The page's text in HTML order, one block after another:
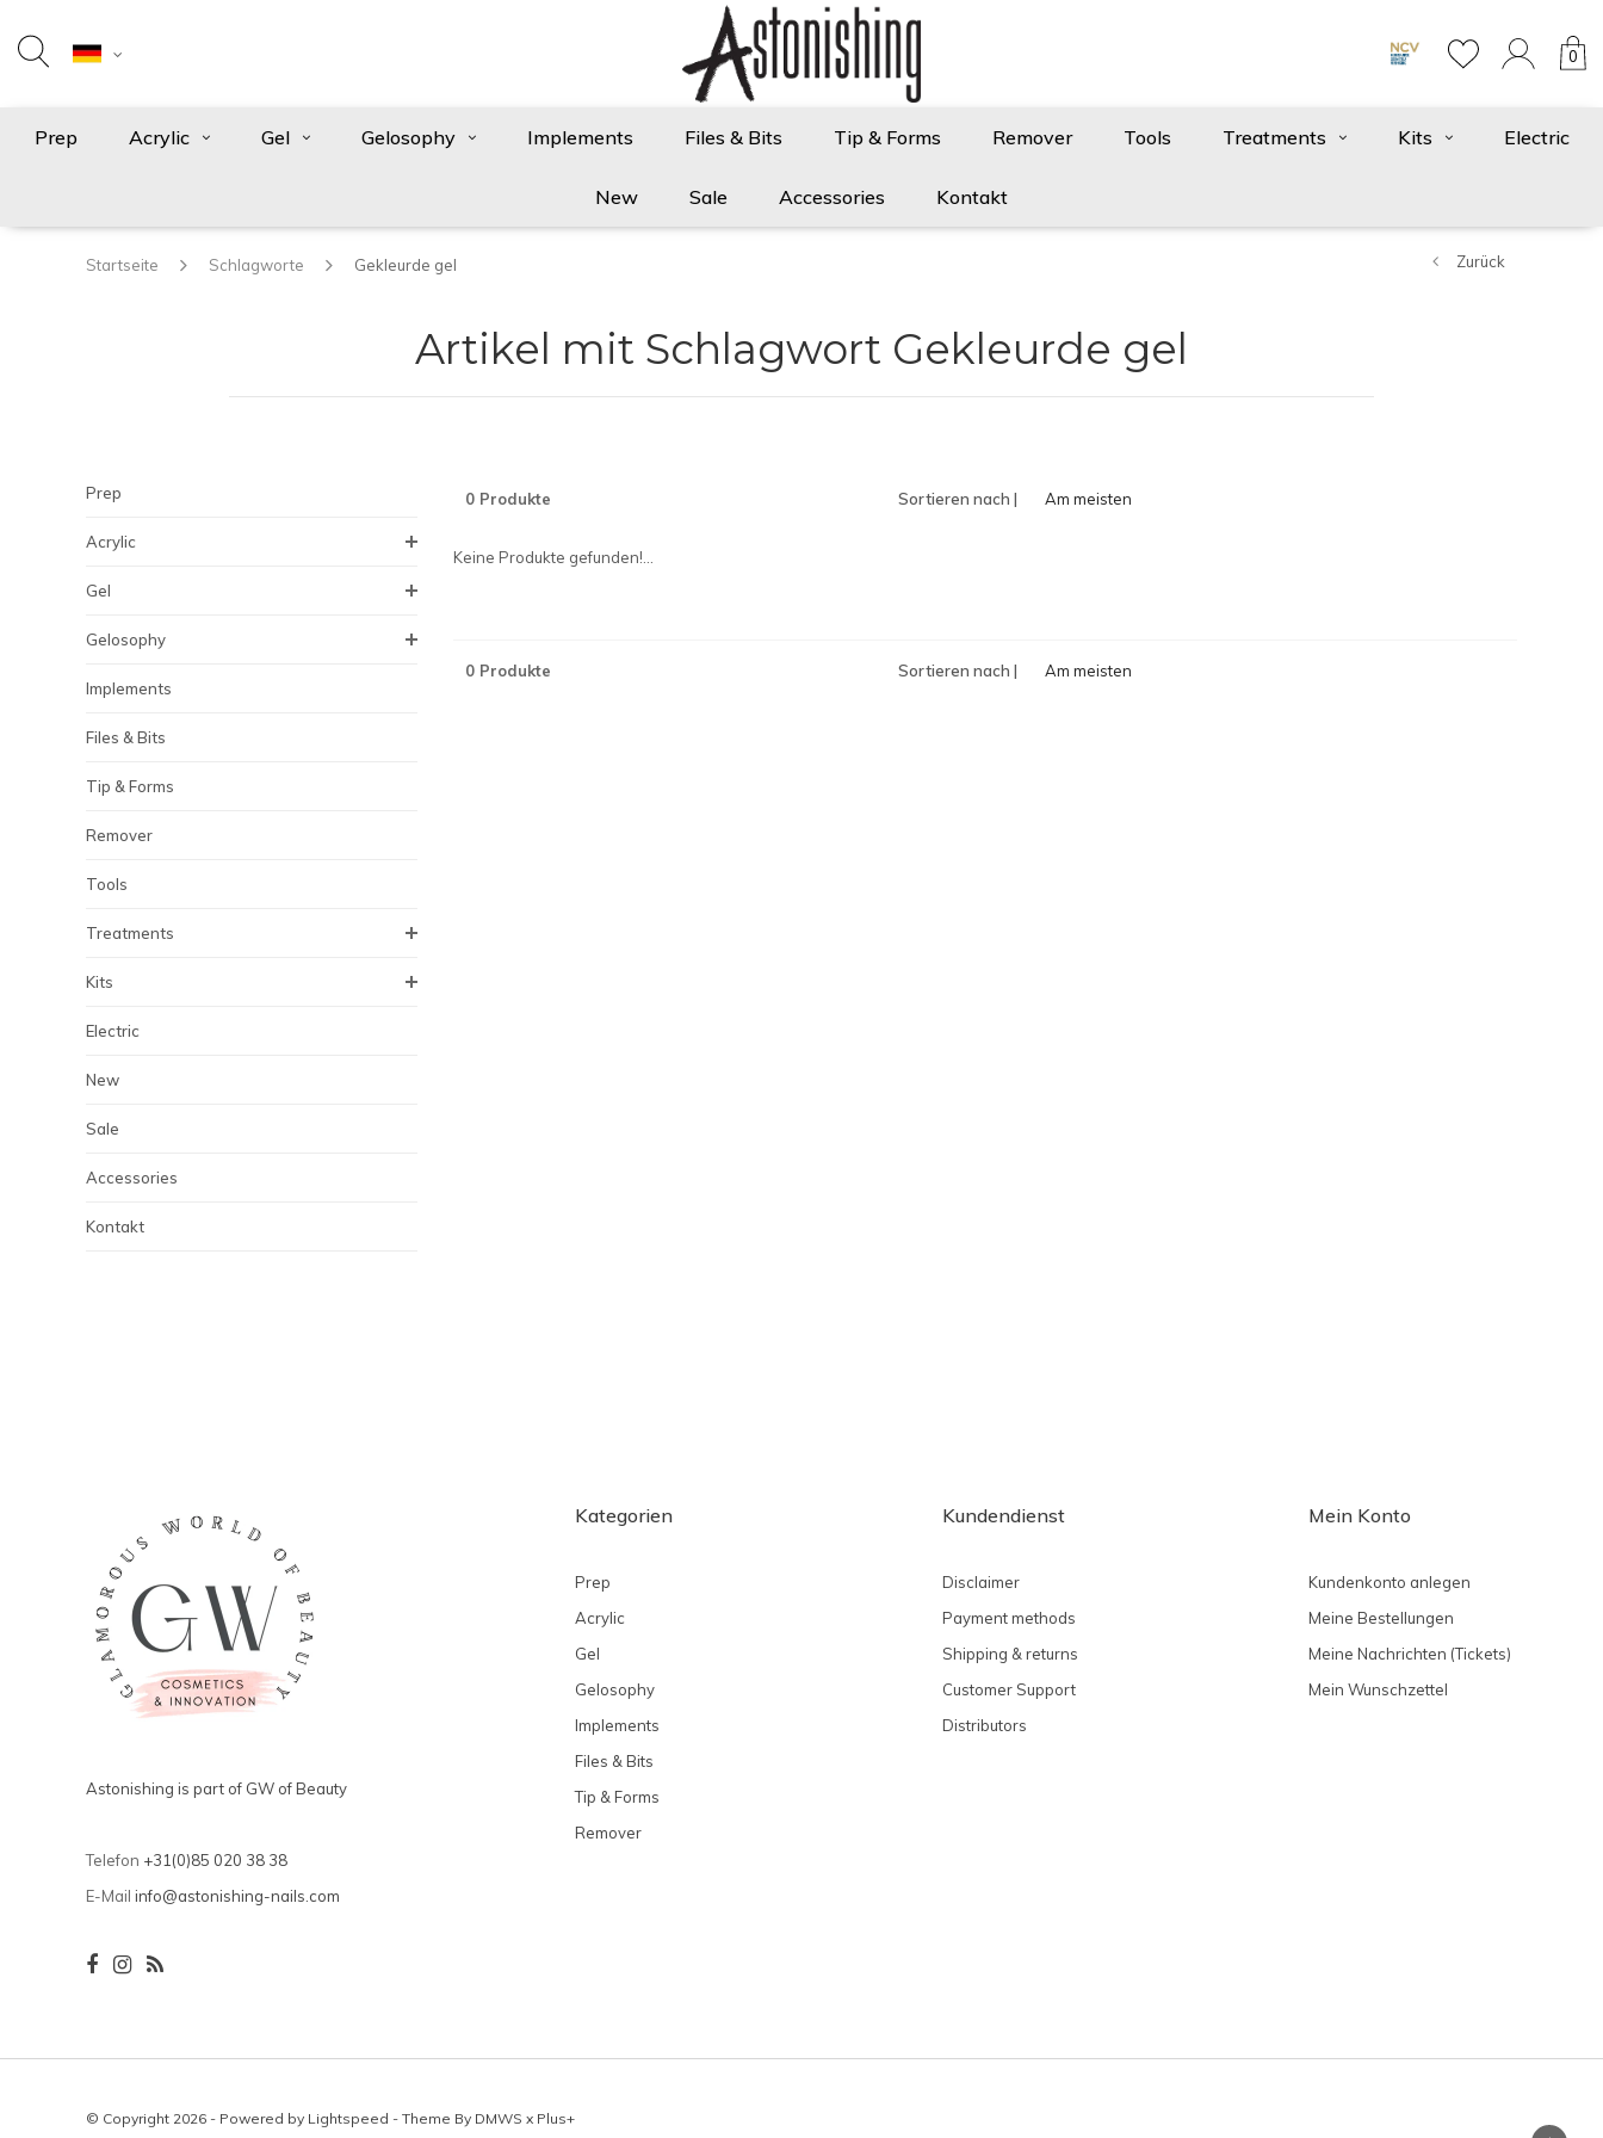
0
Prep Acrylic Gel Gelosophy Implements Files & Bits Tip & Forms Remover Tools Treatments Kits Electric
New Sale Accessories Kontakt
Startseite Schlagworte Gekleurde gel Zurück
Artikel mit Schlagwort Gekleurde gel
Prep
Acrylic
Gel
Gelosophy
Implements
Files & Bits
Tip & Forms
Remover
Tools
Treatments
Kits
Electric
New
Sale
Accessories
Kontakt
0 Produkte Sortieren nach |
Am meisten
Keine Produkte gefunden!...
0 Produkte Sortieren nach |
Am meisten
Astonishing is part of GW of Beauty
Telefon +31(0)85 020 38 38
E-Mail info@astonishing-nails.com
Kategorien
Prep
Acrylic
Gel
Gelosophy
Implements
Files & Bits
Tip & Forms
Remover
Kundendienst
Disclaimer
Payment methods
Shipping & returns
Customer Support
Distributors
Mein Konto
Kundenkonto anlegen
Meine Bestellungen
Meine Nachrichten (Tickets)
Mein Wunschzettel
© Copyright 2026 - Powered by Lightspeed - Theme By DMWS x Plus+